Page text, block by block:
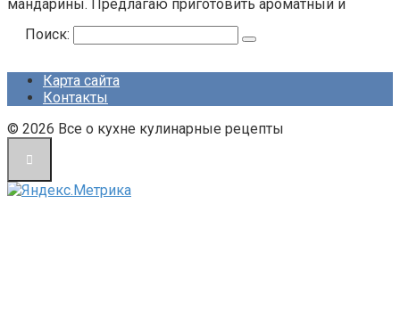
мандарины. Предлагаю приготовить ароматный и
Поиск:
Карта сайта
Контакты
© 2026 Все о кухне кулинарные рецепты